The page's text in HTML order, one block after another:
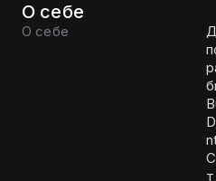
О себе
О себе